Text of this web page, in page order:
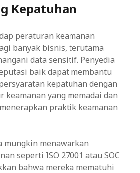
Kepatuhan
peraturan keamanan
banyak bisnis, terutama
data sensitif. Penyedia
baik dapat membantu
kepatuhan dengan
keamanan yang memadai dan
praktik keamanan
mungkin menawarkan
seperti ISO 27001 atau SOC
bahwa mereka mematuhi